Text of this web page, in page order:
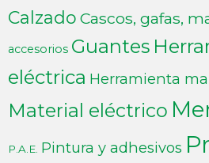
Calzado Cascos, gafas,
accesorios Guantes
eléctrica Herramienta
Material eléctrico
P.A.E. Pintura y adhesivos